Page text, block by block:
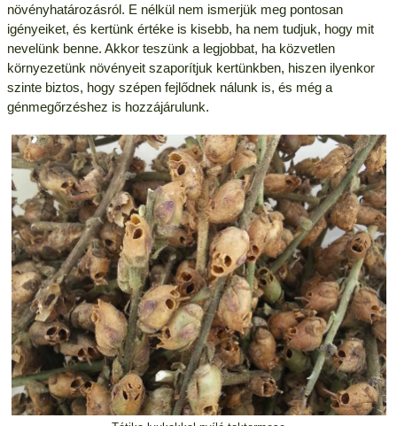
növényhatározásról. E nélkül nem ismerjük meg pontosan
igényeiket, és kertünk értéke is kisebb, ha nem tudjuk, hogy mit
nevelünk benne. Akkor teszünk a legjobbat, ha közvetlen
környezetünk növényeit szaporítjuk kertünkben, hiszen ilyenkor
szinte biztos, hogy szépen fejlődnek nálunk is, és még a
génmegőrzéshez is hozzájárulunk.